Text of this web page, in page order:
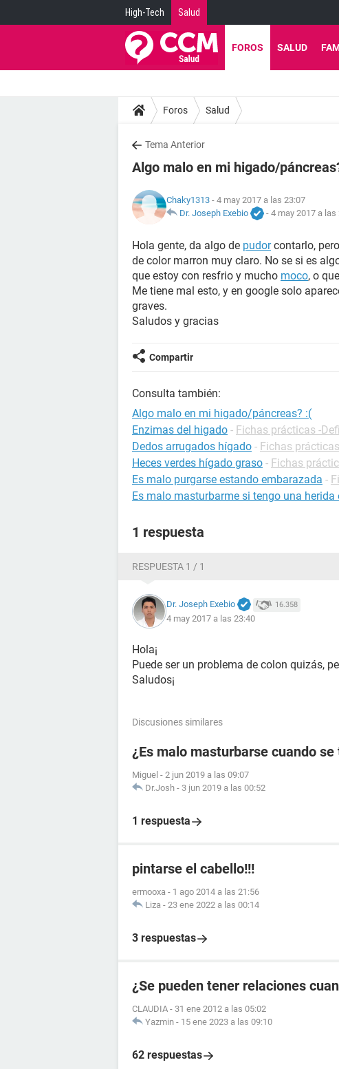
High-Tech Salud
FOROS SALUD
Foros Salud
Tema Anterior
Algo malo en mi higado/
Chaky1313 - 4 may 2017 a las 23:07
Dr. Joseph Exebio
- 4 may 2017 a las
Hola gente, da algo de pudorcontarlo,
de color marron muy claro. No se si es
que estoy con resfrio y mucho moco, o
Me tiene mal esto, y en google solo
graves.
Saludos y gracias
Compartir
Consulta también:
Algo malo en mi higado/páncreas? :(
Enzimas del higado - Fichas prácticas -
Dedos arrugados hígado - Fichas
Heces verdes hígado graso - Fichas
Es malo purgarse estando embarazada -
Es malo masturbarme si tengo una herida
1 respuesta
RESPUESTA 1 / 1
Dr. Joseph Exebio 16.358
4 may 2017 a las 23:40
Hola¡
Puede ser un problema de colon quizás,
Saludos¡
Discusiones similares
¿Es malo masturbarse cuando
Miguel - 2 jun 2019 a las 09:07
Dr.Josh - 3 jun 2019 a las 00:52
1 respuesta
pintarse el cabello!!!
ermooxa - 1 ago 2014 a las 21:56
Liza - 23 ene 2022 a las 00:14
3 respuestas
¿Se pueden tener relaciones
CLAUDIA - 31 ene 2012 a las 05:02
Yazmin - 15 ene 2023 a las 09:10
62 respuestas